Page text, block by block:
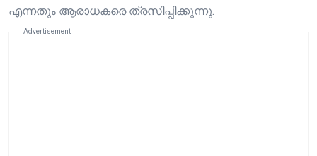
എന്നതും ആരാധകരെ ത്രസിപ്പിക്കുന്നു.
Advertisement